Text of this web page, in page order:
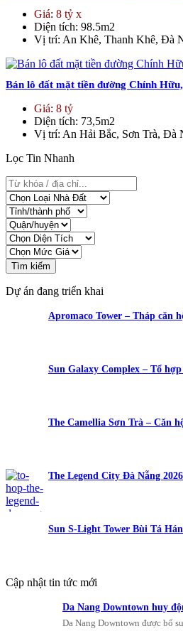
Giá: 8 tỷ x
Diện tích: 98.5m2
Vị trí: An Khê, Thanh Khê, Đà
Bán lô đất mặt tiền đường Chính
Giá: 8 tỷ
Diện tích: 73,5m2
Vị trí: An Hải Bắc, Sơn Trà, Đà
Lọc Tin Nhanh
Tìm kiếm
Dự án đang triển khai
Apromaco Tower – Tháp căn
Sun Galaxy Complex – Tổ
The Camellia Sơn Trà – Căn
The Legend City Đà Nẵng
Sun S-Light Tower Bùi Tá
Cập nhật tin tức mới
Da Nang Downtown huy
Da Nang Downtown được bổ